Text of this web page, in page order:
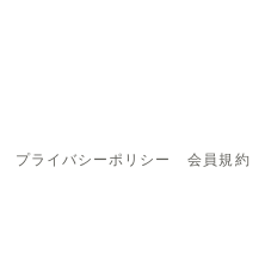
プライバシーポリシー 会員規約